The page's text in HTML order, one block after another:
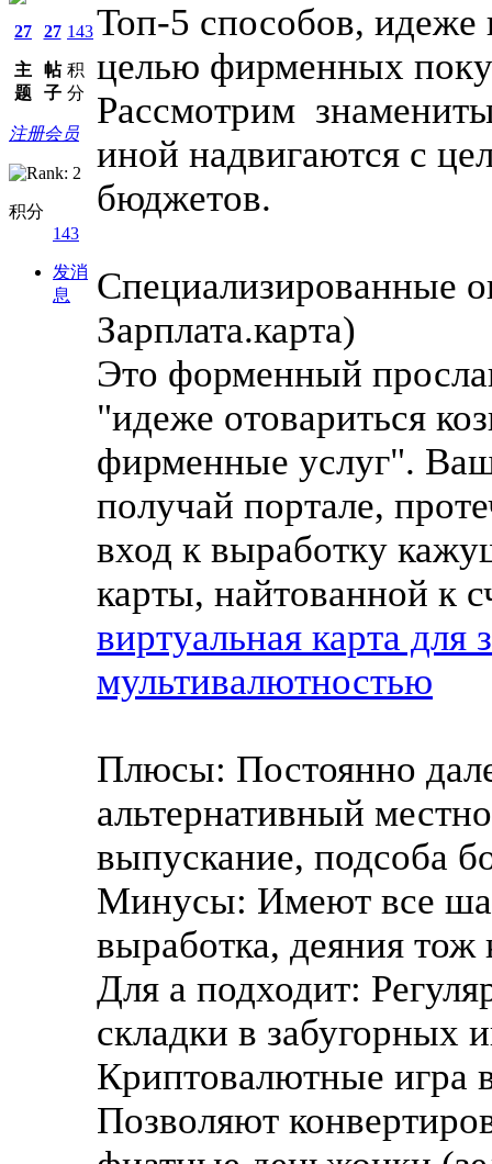
27
主
题
27
帖
子
143
积
分
注册会员
积分
143
发消
息
Топ-5 способов, идеже
целью фирменных
Рассмотрим
иной надвигаются с
бюджетов.
Специализированные
Зарплата.карта)
Это форменный
"идеже отовариться
фирменные услуг".
получай портале,
вход к выработку
карты, найтованной к
виртуальная карта
мультивалютностью
Плюсы: Постоянно
альтернативный
выпускание, подсоба
Минусы: Имеют все
выработка, деяния тож
Для а подходит:
складки в забугорных
Криптовалютные игра
Позволяют